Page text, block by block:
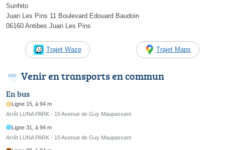
Sunhito
Juan Les Pins 11 Boulevard Edouard Baudoin
06160 Antibes Juan Les Pins
Trajet Waze Trajet Maps
Venir en transports en commun
En bus
Ligne 15, à 94 m
Arrêt LUNA PARK - 10 Avenue de Guy Maupassant
Ligne 31, à 94 m
Arrêt LUNA PARK - 10 Avenue de Guy Maupassant